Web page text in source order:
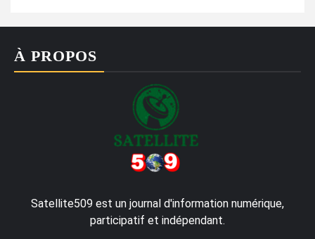
À PROPOS
Satellite509 est un journal d'information numérique,
participatif et indépendant.